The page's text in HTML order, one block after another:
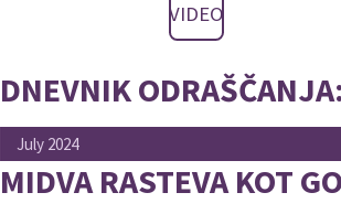
VIDEO
DNEVNIK ODRAŠČANJA:
July 2024
MIDVA RASTEVA KOT